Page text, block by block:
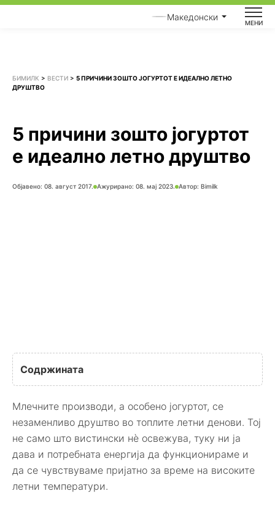
Skip
Македонски
МЕНИ
БИМИЛК > ВЕСТИ > 5 ПРИЧИНИ ЗОШТО ЈОГУРТОТ Е ИДЕАЛНО ЛЕТНО
ДРУШТВО
5 причини зошто јогуртот
е идеално летно друштво
Објавено: 08. август 2017. Ажурирано: 08. мај 2023. Автор: Bimilk
Содржината
Млечните производи, а особено јогуртот, се
незаменливо друштво во топлите летни денови. Тој
не само што вистински нè освежува, туку ни ја
дава и потребната енергија да функционираме и
да се чувствуваме пријатно за време на високите
летни температури.